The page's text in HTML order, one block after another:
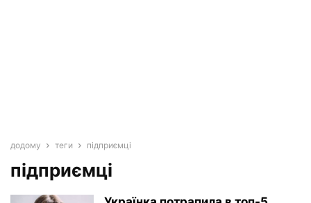
додому теги підприємці
підприємці